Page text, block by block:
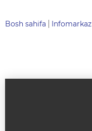
Bosh sahifa Infomarkaz